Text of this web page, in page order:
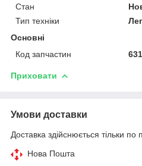
Стан
Тип техніки
Основні
Код запчастин
Приховати
Умови доставки
Доставка здійснюється тільки по
Нова Пошта